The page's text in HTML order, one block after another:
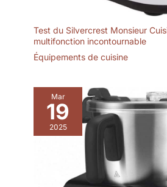
Test du Silvercrest Monsieur
multifonction incontournable
Équipements de cuisine
Mar
19
2025